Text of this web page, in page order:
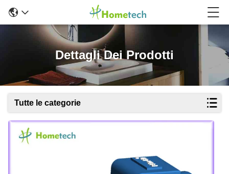
Dettagli Dei Prodotti
Tutte le categorie